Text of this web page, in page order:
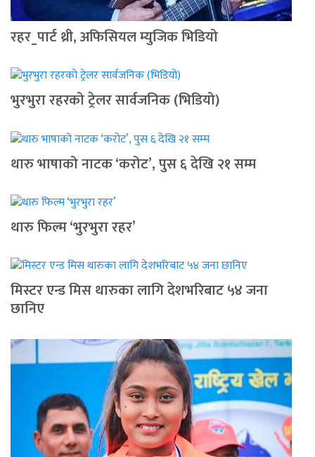
रहर_पार्ट थ्री, अफिसियल म्युजिक भिडियो
भुरभुरा रहरको ट्रेलर सार्वजनिक (भिडियो)
थारु भाषाको नाटक ‘करोट’, पुस ६ देखि २१ सम्म
थारु फिल्म ‘भुरभुरा रहर’
मिस्टर एन्ड मिस थारुका लागि देशभरिबाट ५४ जना
छानिए